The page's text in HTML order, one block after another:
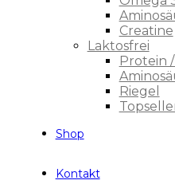
Creatine
Laktosfrei
Protein /
Riegel
Shop
Kontakt